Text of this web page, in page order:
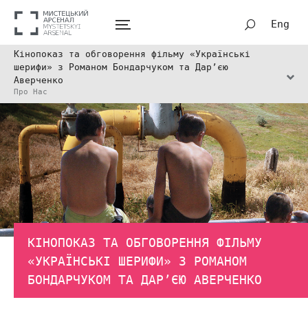
Eng
Кінопоказ та обговорення фільму «Українські
шерифи» з Романом Бондарчуком та Дар’єю
Аверченко
Про Нас
КІНОПОКАЗ ТА ОБГОВОРЕННЯ ФІЛЬМУ
«УКРАЇНСЬКІ ШЕРИФИ» З РОМАНОМ
БОНДАРЧУКОМ ТА ДАР’ЄЮ АВЕРЧЕНКО